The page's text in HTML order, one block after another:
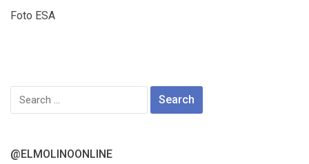
Foto ESA
Search
for:
@ELMOLINOONLINE